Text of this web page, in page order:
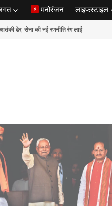
मनोरंजन लाइफस्टाइल
सेना की नई रणनीति रंग लाई